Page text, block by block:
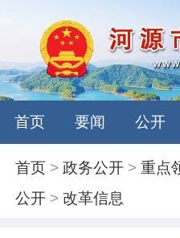
首页 要闻 公开
首页 >政务公开 >重点
公开 >改革信息